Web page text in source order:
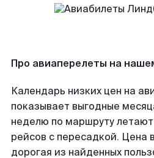
Про авиаперелеты на
Календарь низких цен на
показывает выгодные
неделю по маршруту
рейсов с пересадкой. Цена
дорогая из найденных